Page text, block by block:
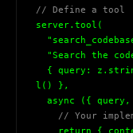
// Define a tool
server.tool(
"Search the
{
query:
l()
} ,
async ( {
// Your